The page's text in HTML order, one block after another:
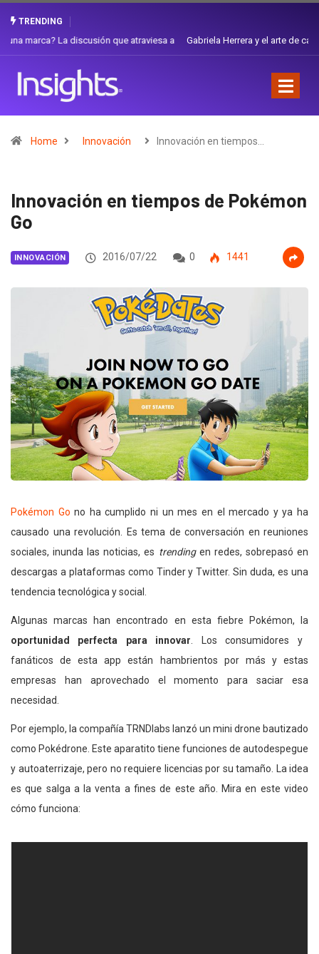
TRENDING
Gabriela Herrera y el arte de cambiarse el sombrero en Corporación
Home Innovación Innovación en tiempos…
Innovación en tiempos de Pokémon
Go
INNOVACIÓN 2016/07/22 0 1441
Pokémon Go no ha cumplido ni un mes en el mercado y ya ha
causado una revolución. Es tema de conversación en reuniones
sociales, inunda las noticias, es trendingen redes, sobrepasó en
descargas a plataformas como Tinder y Twitter. Sin duda, es una
tendencia tecnológica y social.
Algunas marcas han encontrado en esta fiebre Pokémon, la
oportunidad perfecta para innovar . Los consumidores y
fanáticos de esta app están hambrientos por más y estas
empresas han aprovechado el momento para saciar esa
necesidad.
Por ejemplo, la compañía TRNDlabs lanzó un mini drone bautizado
como Pokédrone. Este aparatito tiene funciones de autodespegue
y autoaterrizaje, pero no requiere licencias por su tamaño. La idea
es que salga a la venta a fines de este año. Mira en este video
cómo funciona: